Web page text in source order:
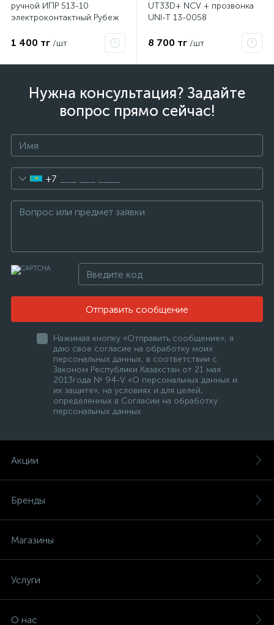
ручной ИПР 513-10
электроконтактный Рубеж
1 400 тг /шт
UT33D+ NCV + прозвонка
UNI-T 13-0058
8 700 тг /шт
Нужна консультация? Задайте
вопрос прямо сейчас!
+7
Отправить сообщение
Нажимая кнопку «Отправить сообщение», я
даю свое согласие на обработку моих
персональных данных, в соответствии с
Законом Республики Казахстан от 21 мая
2013года № 94-V «О персональных данных и
их защите», на условиях и для целей,
определенных в Согласии на обработку
персональных данных
Акции
Бренды
Магазины
Услуги
О нас